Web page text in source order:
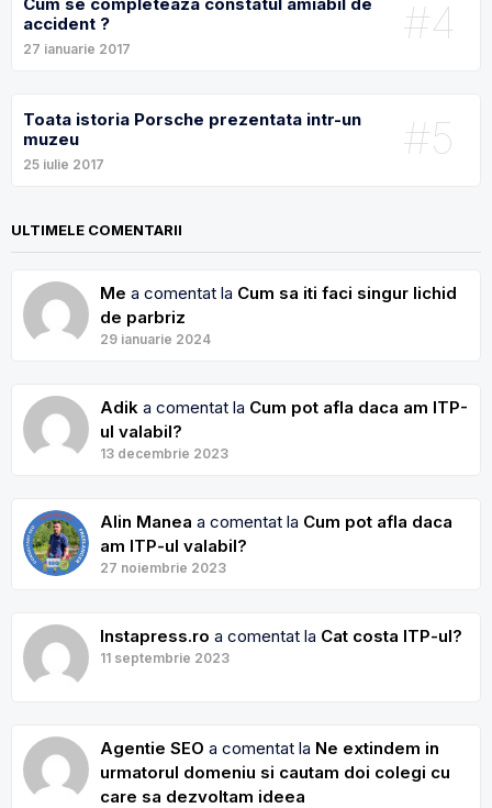
#4
accident ?
27 ianuarie 2017
#5
Toata istoria Porsche prezentata intr-un
muzeu
25 iulie 2017
ULTIMELE COMENTARII
Me a comentat la Cum sa iti faci singur lichid
de parbriz
29 ianuarie 2024
Adik a comentat la Cum pot afla daca am ITP-
ul valabil?
13 decembrie 2023
Alin Manea a comentat la Cum pot afla daca
am ITP-ul valabil?
27 noiembrie 2023
Instapress.ro a comentat la Cat costa ITP-ul?
11 septembrie 2023
Agentie SEO a comentat la Ne extindem in
urmatorul domeniu si cautam doi colegi cu
care sa dezvoltam ideea